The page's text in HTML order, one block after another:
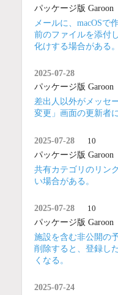
パッケージ版 Garoon
メールに、macOSで
前のファイルを添付
化けする場合がある。
2025-07-28
パッケージ版 Garoon
差出人以外がメッセ
変更」画面の更新者
2025-07-28 10
パッケージ版 Garoon
共有カテゴリのリン
い場合がある。
2025-07-28 10
パッケージ版 Garoon
施設を含む非公開の
削除すると、登録し
くなる。
2025-07-24